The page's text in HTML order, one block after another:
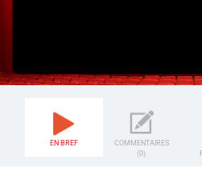
EN BREF
COMMENTAIRES
(0)